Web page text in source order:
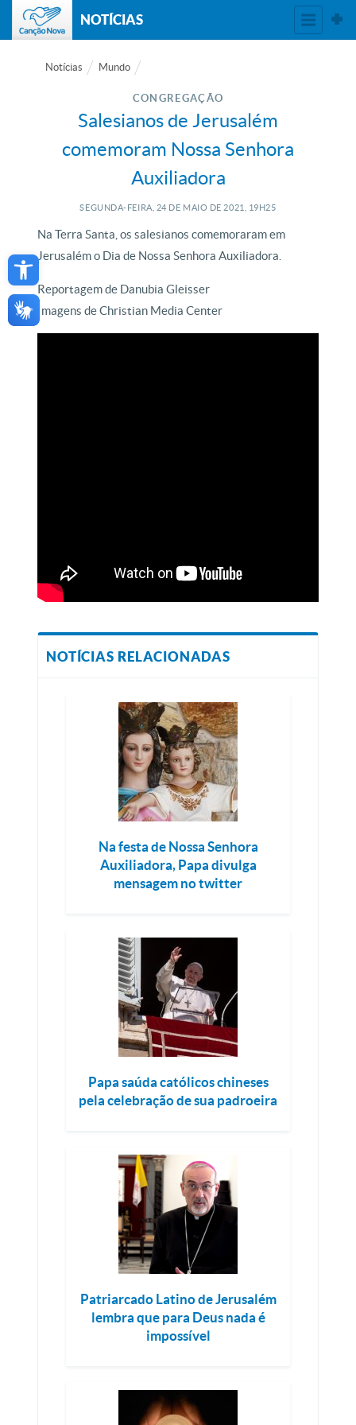
Open toolbar
NOTÍCIAS
Notícias Mundo
CONGREGAÇÃO
Salesianos de Jerusalém
comemoram Nossa Senhora
Auxiliadora
SEGUNDA-FEIRA, 24 DE MAIO DE 2021, 19H25
Na Terra Santa, os salesianos comemoraram em
Jerusalém o Dia de Nossa Senhora Auxiliadora.
Reportagem de Danubia Gleisser
Imagens de Christian Media Center
NOTÍCIAS RELACIONADAS
Na festa de Nossa Senhora
Auxiliadora, Papa divulga
mensagem no twitter
Papa saúda católicos chineses
pela celebração de sua padroeira
Patriarcado Latino de Jerusalém
lembra que para Deus nada é
impossível